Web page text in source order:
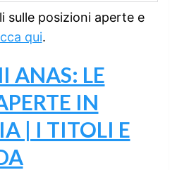
sulle posizioni aperte e
qui.
ANAS: LE
IN
| I TITOLI E